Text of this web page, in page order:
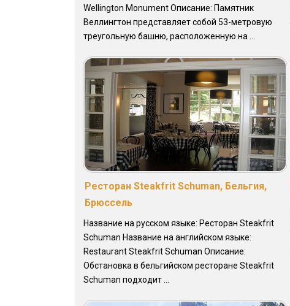
Wellington Monument Описание: Памятник
Веллингтон представляет собой 53-метровую
треугольную башню, расположенную на ...
Ресторан Steakfrit Schuman, Бельгия,
Брюссель
Название на русском языке: Ресторан Steakfrit
Schuman Название на английском языке:
Restaurant Steakfrit Schuman Описание:
Обстановка в бельгийском ресторане Steakfrit
Schuman подходит ...